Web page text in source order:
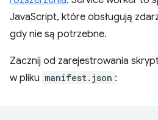
JavaScript, które obsługują
gdy nie są potrzebne.
Zacznij od zarejestrowania
w pliku manifest.json :